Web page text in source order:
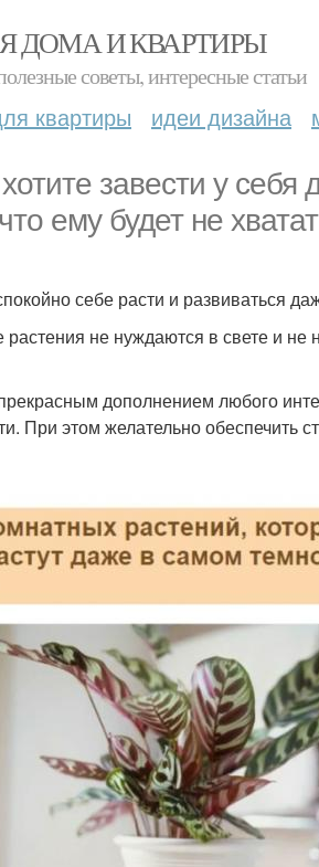
ДОМА И КВАРТИРЫ
советы, интересные статьи
квартиры идеи дизайна
завести у себя
ему будет не
себе расти и развиваться
не нуждаются в свете и не
дополнением любого
При этом желательно обеспечить